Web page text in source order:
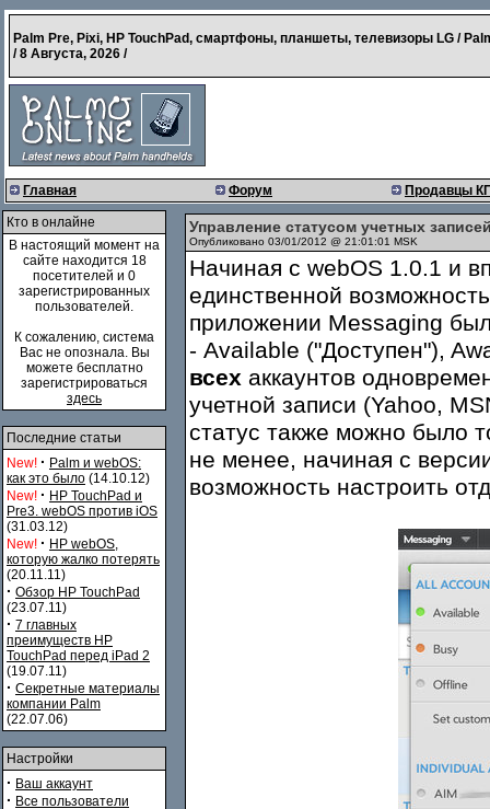
Palm Pre, Pixi, HP TouchPad, смартфоны, планшеты, телевизоры LG /
/8 Августа, 2026 /
Главная Форум Продавцы
Кто в онлайне
В настоящий момент на
сайте находится 18
посетителей и 0
зарегистрированных
пользователей.
К сожалению, система
Вас не опознала. Вы
можете бесплатно
зарегистрироваться
здесь
Последние статьи
New! · Palm и webOS:
как это было (14.10.12)
New! · HP TouchPad и
Pre3. webOS против iOS
(31.03.12)
New! · HP webOS,
которую жалко потерять
(20.11.11)
· Обзор HP TouchPad
(23.07.11)
· 7 главных
преимуществ HP
TouchPad перед iPad 2
(19.07.11)
· Секретные материалы
компании Palm
(22.07.06)
Настройки
· Ваш аккаунт
· Все пользователи
Управление статусом учетных
Опубликовано 03/01/2012 @ 21:01:01 MSK
Начиная с webOS 1.0.1 и
единственной
приложении Messaging
- Available ("Доступен"),
всех аккаунтов
учетной записи (Yahoo,
статус также можно было
не менее, начиная с
возможность настроить